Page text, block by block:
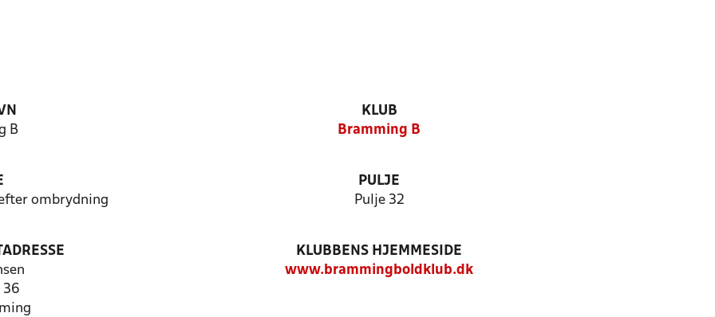
B
KLUB
Bramming B
ombrydning
PULJE
Pulje 32
36
KLUBBENS HJEMMESIDE
www.brammingboldklub.dk